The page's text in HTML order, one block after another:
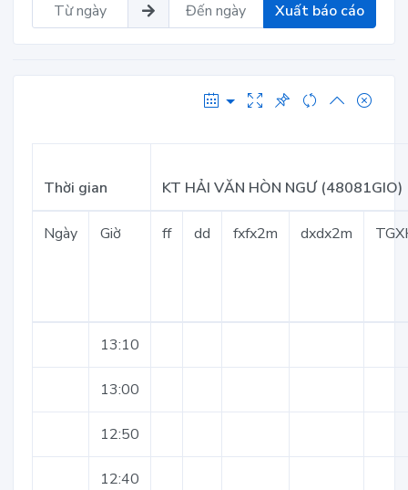
Xuất báo cáo
Thời gian KT HẢI VĂN HÒN NGƯ (48081GIO)
Ngày Giờ ff dd fxfx2m dxdx2m
13:10
13:00
12:50
12:40